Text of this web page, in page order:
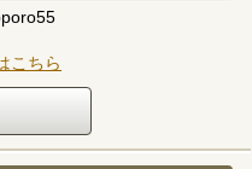
こちら